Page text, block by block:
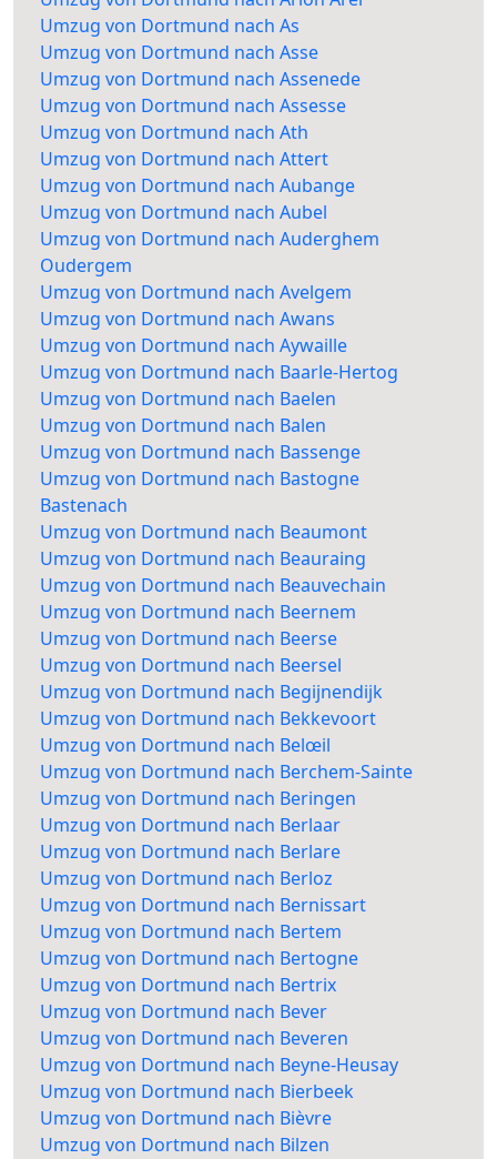
Umzug von Dortmund nach As
Umzug von Dortmund nach Asse
Umzug von Dortmund nach Assenede
Umzug von Dortmund nach Assesse
Umzug von Dortmund nach Ath
Umzug von Dortmund nach Attert
Umzug von Dortmund nach Aubange
Umzug von Dortmund nach Aubel
Umzug von Dortmund nach Auderghem
Oudergem
Umzug von Dortmund nach Avelgem
Umzug von Dortmund nach Awans
Umzug von Dortmund nach Aywaille
Umzug von Dortmund nach Baarle-Hertog
Umzug von Dortmund nach Baelen
Umzug von Dortmund nach Balen
Umzug von Dortmund nach Bassenge
Umzug von Dortmund nach Bastogne
Bastenach
Umzug von Dortmund nach Beaumont
Umzug von Dortmund nach Beauraing
Umzug von Dortmund nach Beauvechain
Umzug von Dortmund nach Beernem
Umzug von Dortmund nach Beerse
Umzug von Dortmund nach Beersel
Umzug von Dortmund nach Begijnendijk
Umzug von Dortmund nach Bekkevoort
Umzug von Dortmund nach Belœil
Umzug von Dortmund nach Berchem-Sainte
Umzug von Dortmund nach Beringen
Umzug von Dortmund nach Berlaar
Umzug von Dortmund nach Berlare
Umzug von Dortmund nach Berloz
Umzug von Dortmund nach Bernissart
Umzug von Dortmund nach Bertem
Umzug von Dortmund nach Bertogne
Umzug von Dortmund nach Bertrix
Umzug von Dortmund nach Bever
Umzug von Dortmund nach Beveren
Umzug von Dortmund nach Beyne-Heusay
Umzug von Dortmund nach Bierbeek
Umzug von Dortmund nach Bièvre
Umzug von Dortmund nach Bilzen